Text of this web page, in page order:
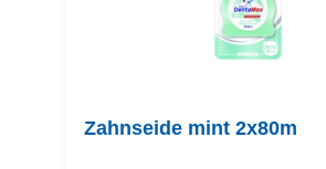
Zahnseide mint 2x80m